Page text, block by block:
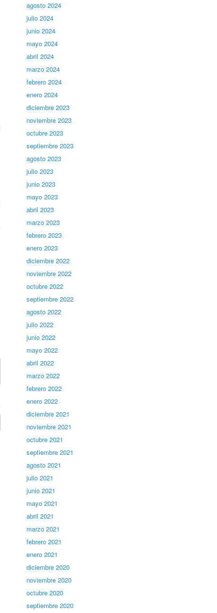
agosto 2024
julio 2024
junio 2024
mayo 2024
abril 2024
marzo 2024
febrero 2024
enero 2024
diciembre 2023
noviembre 2023
octubre 2023
septiembre 2023
agosto 2023
julio 2023
junio 2023
mayo 2023
abril 2023
marzo 2023
febrero 2023
enero 2023
diciembre 2022
noviembre 2022
octubre 2022
septiembre 2022
agosto 2022
julio 2022
junio 2022
mayo 2022
abril 2022
marzo 2022
febrero 2022
enero 2022
diciembre 2021
noviembre 2021
octubre 2021
septiembre 2021
agosto 2021
julio 2021
junio 2021
mayo 2021
abril 2021
marzo 2021
febrero 2021
enero 2021
diciembre 2020
noviembre 2020
octubre 2020
septiembre 2020